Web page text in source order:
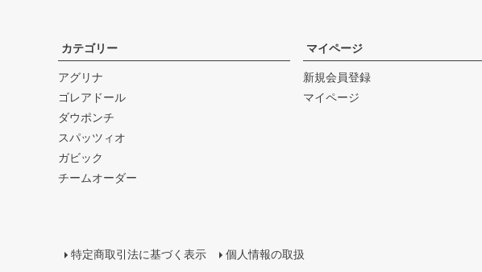
カテゴリー
アグリナ
ゴレアドール
ダウポンチ
スパッツィオ
ガビック
チームオーダー
マイページ
新規会員登録
マイページ
特定商取引法に基づく表示 個人情報の取扱